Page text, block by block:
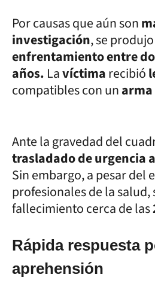
Por causas que aún son
investigación, se
enfrentamiento entre
años. Lavíctimarecibió
compatibles con un
Ante la gravedad del
trasladado de urgencia
Sin embargo, a pesar del
profesionales de la salud,
fallecimiento cerca de las
Rápida respuesta
aprehensión